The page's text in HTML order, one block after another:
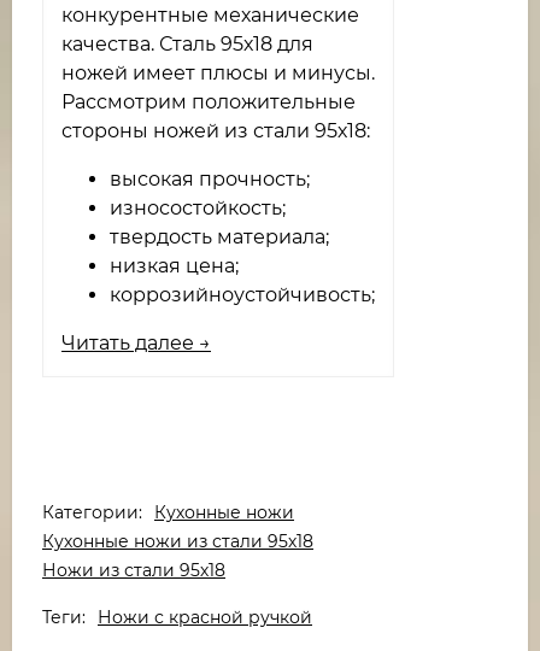
конкурентные механические
качества. Сталь 95х18 для
ножей имеет плюсы и минусы.
Рассмотрим положительные
стороны ножей из стали 95х18:
высокая прочность;
износостойкость;
твердость материала;
низкая цена;
коррозийноустойчивость;
Читать далее →
Категории:
Кухонные ножи
Кухонные ножи из стали 95х18
Ножи из стали 95х18
Теги: Ножи с красной ручкой